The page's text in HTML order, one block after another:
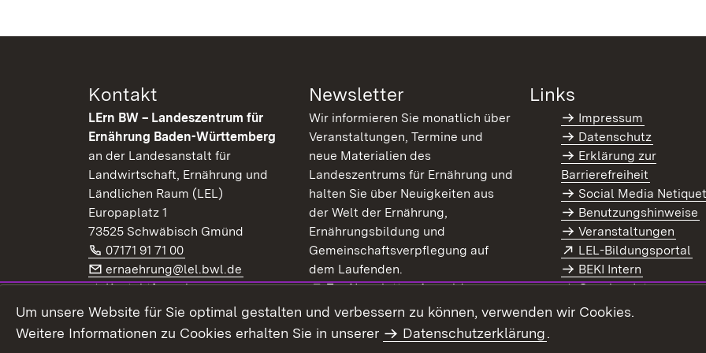
Kontakt
LErn BW – Landeszentrum für
Ernährung Baden-Württemberg
an der Landesanstalt für
Landwirtschaft, Ernährung und
Ländlichen Raum (LEL)
Europaplatz 1
73525 Schwäbisch Gmünd
Telefon:
07171 91 71 00 (Öffnet in neuem Fenster)
E-Mail:
ernaehrung@lel.bwl.de (Öffnet in neuem Fenster)
Kontaktformular
Extern:
LinkedIn (Öffnet in neuem Fenster)
Newsletter
Wir informieren Sie monatlich über
Veranstaltungen, Termine und
neue Materialien des
Landeszentrums für Ernährung und
halten Sie über Neuigkeiten aus
der Welt der Ernährung,
Ernährungsbildung und
Gemeinschaftsverpflegung auf
dem Laufenden.
Extern:
Zur Newsletter-Anmeldung(Öffnet in neuem Fenster)
Newsletter-Archiv
Links
Impressum
Datenschutz
Erklärung zur
Barrierefreiheit
Social Media
Benutzungshinweise
Veranstaltungen
Extern:
LEL-Bildungsportal
BEKI Intern
Coaches Intern
Intranet
Um unsere Website für Sie optimal gestalten und verbessern zu können, verwenden wir Cookies.
Weitere Informationen zu Cookies erhalten Sie in unserer
Datenschutzerklärung.